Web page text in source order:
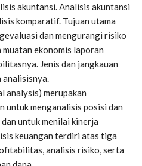
akuntansi. Analisis akuntansi
komparatif. Tujuan utama
dan mengurangi risiko
ekonomis laporan
Jenis dan jangkauan
analisisnya.
analysis) merupakan
untuk menganalisis posisi dan
untuk menilai kinerja
keuangan terdiri atas tiga
analisis risiko, serta